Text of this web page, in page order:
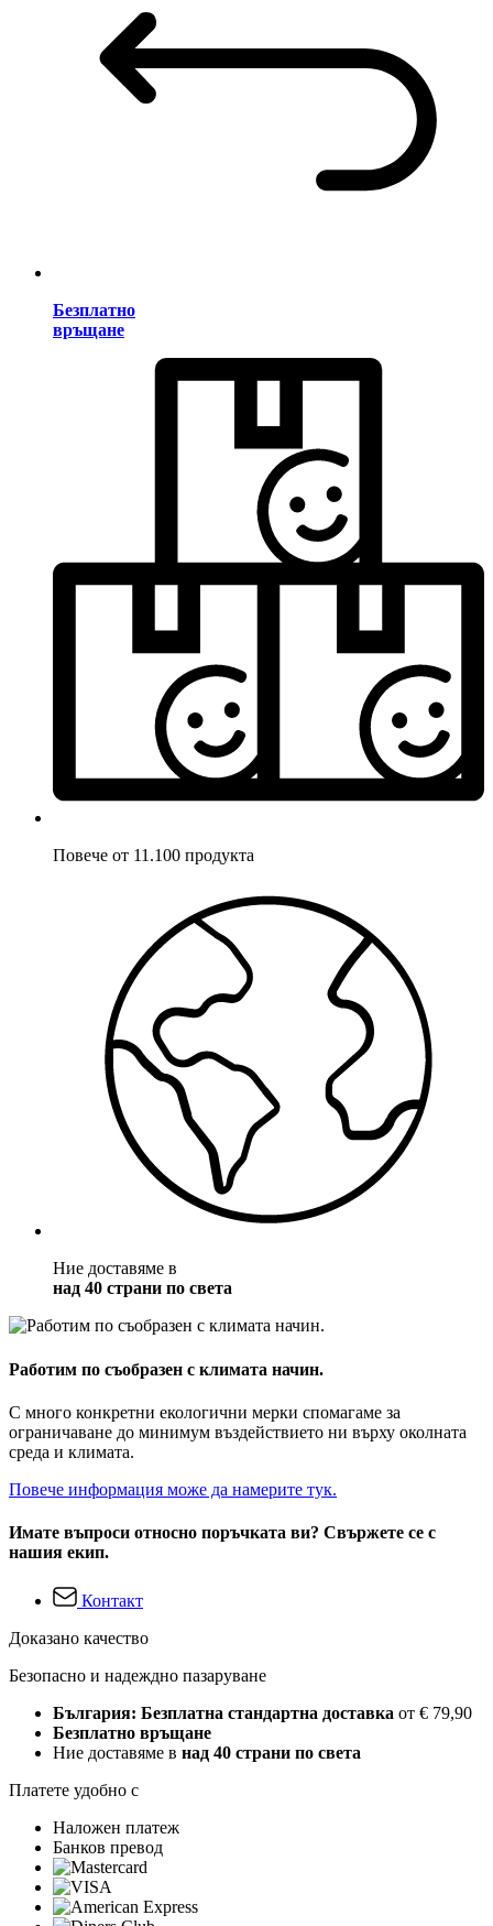
Безплатно
връщане
Повече от 11.100 продукта
Ние доставяме в
над 40 страни по света
Работим по съобразен с климата начин.
С много конкретни екологични мерки спомагаме за
ограничаване до минимум въздействието ни върху околната
среда и климата.
Повече информация може да намерите тук.
Имате въпроси относно поръчката ви? Свържете се с
нашия екип.
Контакт
Доказано качество
Безопасно и надеждно пазаруване
България: Безплатна стандартна доставка от € 79,90
Безплатно връщане
Ние доставяме в над 40 страни по света
Платете удобно с
Наложен платеж
Банков превод